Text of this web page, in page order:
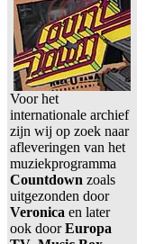
Voor het
internationale archief
zijn wij op zoek naar
afleveringen van het
muziekprogramma
Countdown zoals
uitgezonden door
Veronica en later
ook doorEuropa